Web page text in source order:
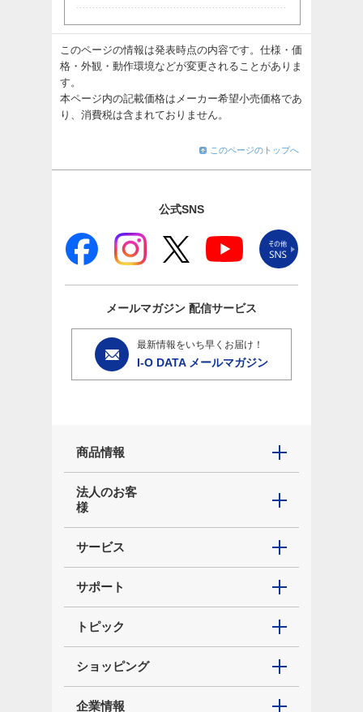
このページの情報は発表時点の内容です。仕様・価
格・外観・動作環境などが変更されることがありま
す。
本ページ内の記載価格はメーカー希望小売価格であ
り、消費税は含まれておりません。
このページのトップへ
公式SNS
メールマガジン 配信サービス
最新情報をいち早くお届け！
I-O DATA メールマガジン
商品情報
法人のお客
様
サービス
サポート
トピック
ショッピング
企業情報